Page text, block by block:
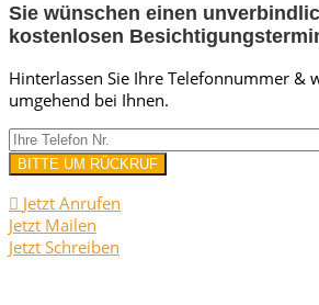
Sie wünschen einen
kostenlosen
Hinterlassen Sie Ihre Telefonnummer &
umgehend bei Ihnen.
Jetzt Anrufen
Jetzt Mailen
Jetzt Schreiben